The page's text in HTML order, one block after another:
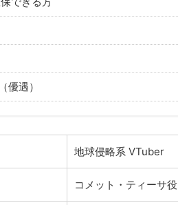
遇）
地球侵略系 VTuber
コメット・ティーサ役